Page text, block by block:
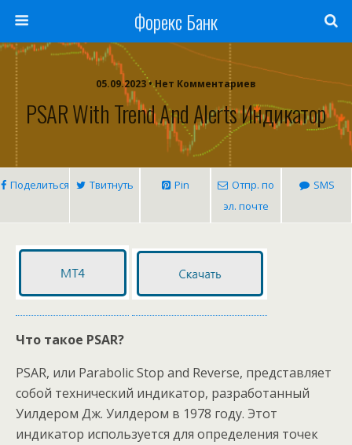
Форекс Банк
05.09.2023 • Нет Комментариев
PSAR With Trend And Alerts Индикатор
Поделиться Твитнуть Pin
Отпр. по
эл. почте
SMS
Что такое PSAR?
PSAR, или Parabolic Stop and Reverse, представляет
собой технический индикатор, разработанный
Уилдером Дж. Уилдером в 1978 году. Этот
индикатор используется для определения точек